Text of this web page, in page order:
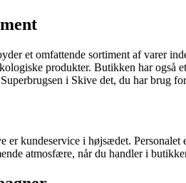
et omfattende sortiment af varer
produkter. Butikken har også
i Skive det, du har brug
er kundeservice i højsædet.
atmosfære, når du handler i